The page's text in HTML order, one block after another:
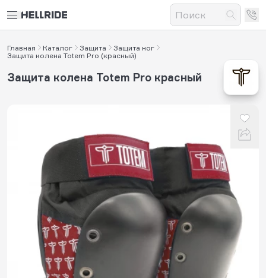
Главная Каталог Защита
Защита ног
Защита колена Totem Pro (красный)
Защита колена Totem Pro красный